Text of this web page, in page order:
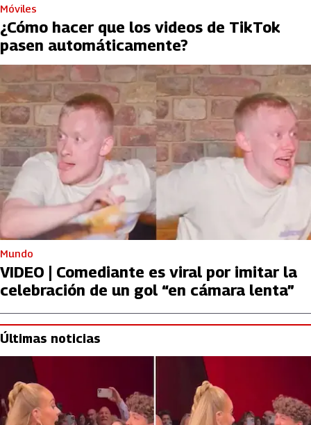
Móviles
¿Cómo hacer que los videos de TikTok
pasen automáticamente?
Mundo
VIDEO | Comediante es viral por imitar la
celebración de un gol “en cámara lenta”
Últimas noticias